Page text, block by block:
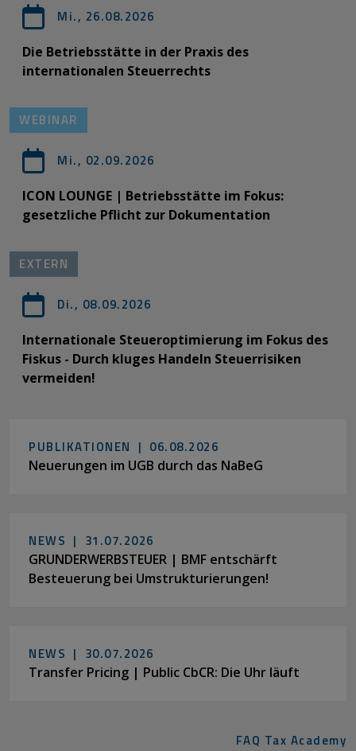
Mi., 26.08.2026
Die Betriebsstätte in der Praxis des
internationalen Steuerrechts
WEBINAR
Mi., 02.09.2026
ICON LOUNGE | Betriebsstätte im Fokus:
gesetzliche Pflicht zur Dokumentation
EXTERN
Di., 08.09.2026
Internationale Steueroptimierung im Fokus des
Fiskus - Durch kluges Handeln Steuerrisiken
vermeiden!
PUBLIKATIONEN | 06.08.2026
Neuerungen im UGB durch das NaBeG
NEWS | 31.07.2026
GRUNDERWERBSTEUER | BMF entschärft
Besteuerung bei Umstrukturierungen!
NEWS | 30.07.2026
Transfer Pricing | Public CbCR: Die Uhr läuft
FAQ Tax Academy